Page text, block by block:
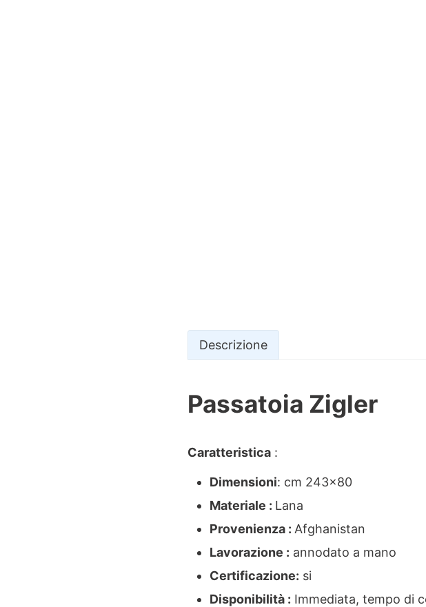
Descrizione
Passatoia Zigler
Caratteristica :
Dimensioni: cm 243×80
Materiale : Lana
Provenienza : Afghanistan
Lavorazione : annodato a mano
Certificazione: si
Disponibilità : Immediata, tempo di